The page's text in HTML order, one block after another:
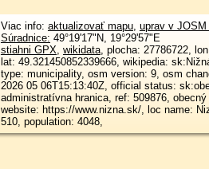
Viac info: aktualizovať mapu, uprav v JOSM
Súradnice: 49°19'17"N, 19°29'57"E
stiahni GPX, wikidata, plocha: 27786722,
lat: 49.321450852339666, wikipedia:
type: municipality, osm version: 9, osm
2026 05 06T15:13:40Z, official status:
administratívna hranica, ref: 509876,
website: https://www.nizna.sk/, loc name:
510, population: 4048,